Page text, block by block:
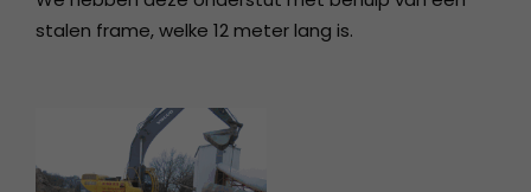
stalen frame, welke 12 meter lang is.